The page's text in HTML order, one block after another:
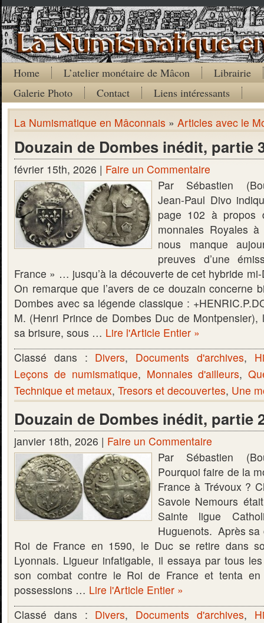
Home L’atelier monétaire de Mâcon
Librairie
Galerie Photo
Contact Liens intéressants
La Numismatique en Mâconnais » Articles avec le
Douzain de Dombes inédit, partie
février 15th, 2026 | Faire un Commentaire
Par Sébastien
Jean-Paul Divo
page 102 à propos
monnaies Royales
nous manque
preuves d’une
France » … jusqu’à la découverte de cet hybride
On remarque que l’avers de ce douzain concerne
Dombes avec sa légende classique :
M. (Henri Prince de Dombes Duc de Montpensier),
sa brisure, sous … Lire l'Article Entier »
Classé dans : Divers, Documents d'archives,
Leçons de numismatique, Monnaies d'ailleurs,
Technique et metaux, Tresors et decouvertes, Une
Douzain de Dombes inédit, partie
janvier 18th, 2026 | Faire un Commentaire
Par Sébastien
Pourquoi faire de la
France à Trévoux ?
Savoie Nemours
Sainte ligue
Huguenots. Après sa
Roi de France en 1590, le Duc se retire dans
Lyonnais. Ligueur infatigable, il essaya par tous
son combat contre le Roi de France et tenta
possessions … Lire l'Article Entier »
Classé dans : Divers, Documents d'archives,